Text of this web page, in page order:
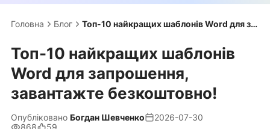
Головна Блог Топ-10 найкращих шаблонів Word для запрошення, завантажте безкоштовно!
Топ-10 найкращих шаблонів
Word для запрошення,
завантажте безкоштовно!
Опубліковано Богдан Шевченко
2026-07-30
868
59